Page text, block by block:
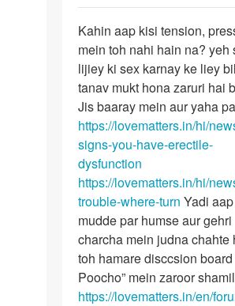
reply
to
mem
mera
ling
thik
se
khda
by
fk
Kahin
aap
kisi
tension,
Kahin aap kisi tension,
mein toh nahi hain na? yeh
lijiey ki sex karnay ke liey
tanav mukt hona zaruri hai
Jis baaray mein aur yaha
https://lovematters.in/hi/
signs-you-have-erectile-
dysfunction
https://lovematters.in/hi/
trouble-where-turn Yadi
mudde par humse aur gehri
charcha mein judna chahte
toh hamare disccsion board
Poocho” mein zaroor
https://lovematters.in/en/